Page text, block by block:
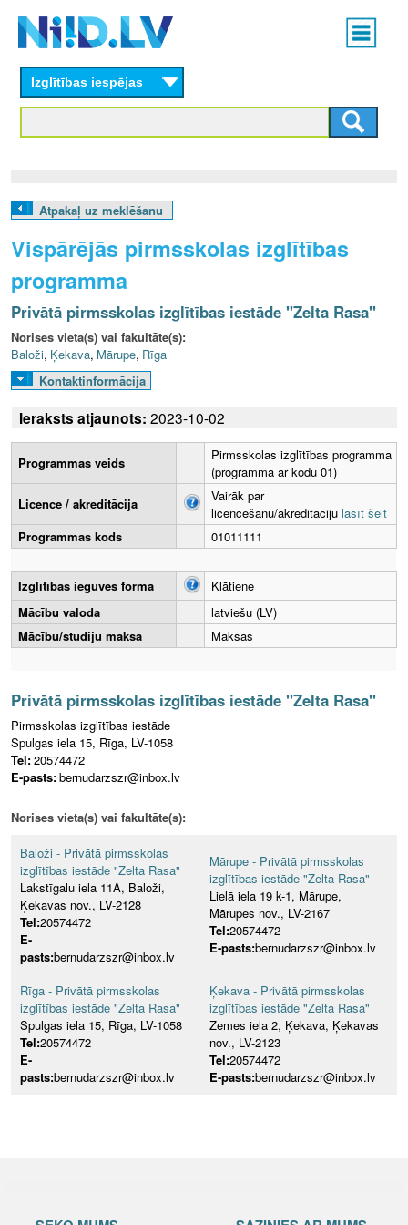
content
Main
menu
L
V
Izglītības iespējas
Atpakaļ uz meklēšanu
Vispārējās pirmsskolas izglītības
programma
Privātā pirmsskolas izglītības iestāde "Zelta Rasa"
Norises vieta(s) vai fakultāte(s):
Baloži, Ķekava, Mārupe, Rīga
Kontaktinformācija
Ieraksts atjaunots: 2023-10-02
Programmas veids
Pirmsskolas izglītības programma
(programma ar kodu 01)
Licence / akreditācija
Vairāk par
licencēšanu/akreditāciju lasīt šeit
Programmas kods
01011111
Izglītības ieguves forma
Klātiene
Mācību valoda
latviešu (LV)
Mācību/studiju maksa
Maksas
Privātā pirmsskolas izglītības iestāde "Zelta Rasa"
Pirmsskolas izglītības iestāde
Spulgas iela 15, Rīga, LV-1058
Tel:20574472
E-pasts:bernudarzszr@inbox.lv
Norises vieta(s) vai fakultāte(s):
Baloži - Privātā pirmsskolas
izglītības iestāde "Zelta Rasa"
Lakstīgalu iela 11A, Baloži,
Ķekavas nov., LV-2128
Tel:20574472
E-
pasts:bernudarzszr@inbox.lv
Mārupe - Privātā pirmsskolas
izglītības iestāde "Zelta Rasa"
Lielā iela 19 k-1, Mārupe,
Mārupes nov., LV-2167
Tel:20574472
E-pasts:bernudarzszr@inbox.lv
Rīga - Privātā pirmsskolas
izglītības iestāde "Zelta Rasa"
Spulgas iela 15, Rīga, LV-1058
Tel:20574472
E-
pasts:bernudarzszr@inbox.lv
Ķekava - Privātā pirmsskolas
izglītības iestāde "Zelta Rasa"
Zemes iela 2, Ķekava, Ķekavas
nov., LV-2123
Tel:20574472
E-pasts:bernudarzszr@inbox.lv